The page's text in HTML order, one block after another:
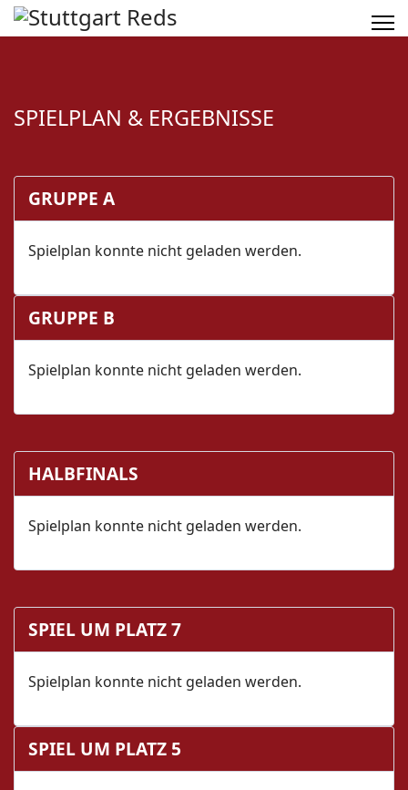
SPIELPLAN & ERGEBNISSE
GRUPPE A
Spielplan konnte nicht geladen werden.
GRUPPE B
Spielplan konnte nicht geladen werden.
HALBFINALS
Spielplan konnte nicht geladen werden.
SPIEL UM PLATZ 7
Spielplan konnte nicht geladen werden.
SPIEL UM PLATZ 5